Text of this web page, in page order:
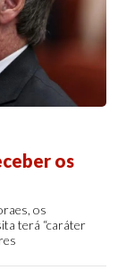
os
os
terá “caráter